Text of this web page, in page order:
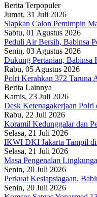
Berita Terpopuler
Jumat, 31 Juli 2026
Siapkan Calon Pemimpin
Sabtu, 01 Agustus 2026
Peduli Air Bersih, Babinsa
Senin, 03 Agustus 2026
Dukung Pertanian, Babinsa
Rabu, 05 Agustus 2026
Polri Kerahkan 372 Taruna
Berita Lainnya
Kamis, 23 Juli 2026
Desk Ketenagakerjaan Polri
Rabu, 22 Juli 2026
Koramil Kedunggalar dan
Selasa, 21 Juli 2026
IKWI DKI Jakarta Tampil
Selasa, 21 Juli 2026
Masa Pengenalan
Senin, 20 Juli 2026
Perkuat Kesiapsiagaan,
Senin, 20 Juli 2026